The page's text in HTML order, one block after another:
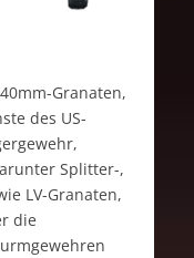
Granaten,
des US-
Splitter-,
LV-Granaten,
die